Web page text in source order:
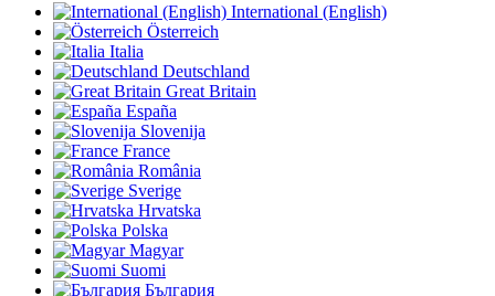
International (English)
Österreich
Italia
Deutschland
Great Britain
España
Slovenija
France
România
Sverige
Hrvatska
Polska
Magyar
Suomi
България